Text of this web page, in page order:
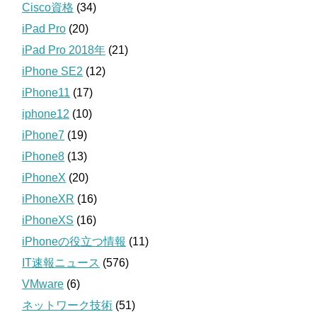
Cisco資格 (34)
iPad Pro (20)
iPad Pro 2018年 (21)
iPhone SE2 (12)
iPhone11 (17)
iphone12 (10)
iPhone7 (19)
iPhone8 (13)
iPhoneX (20)
iPhoneXR (16)
iPhoneXS (16)
iPhoneの役立つ情報 (11)
IT速報ニュース (576)
VMware (6)
ネットワーク技術 (51)